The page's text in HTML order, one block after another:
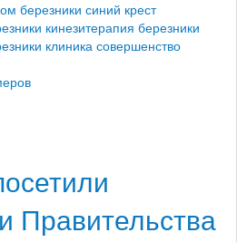
березники синий крест
кинезитерапия березники
клиника совершенство
Правительства